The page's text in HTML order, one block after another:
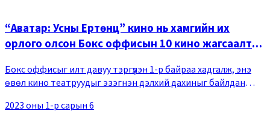
“Аватар: Усны Ертөнц” кино нь хамгийн их
орлого олсон Бокс оффисын 10 кино жагсаалтад
Бокс оффисыг илт давуу тэргүүлэн 1-р байраа хадгалж, энэ
өвөл кино театруудыг эзэгнэн дэлхий дахиныг байлдан
зээлээс 1.5 тэрбум долларын орлого ол
2023 оны 1-р сарын 6